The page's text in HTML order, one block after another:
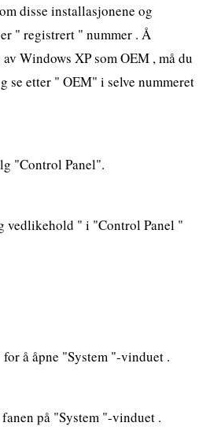
disse installasjonene og
" registrert " nummer . Å
Windows XP som OEM , må du
se etter " OEM" i selve nummeret
"Control Panel".
vedlikehold " i "Control Panel "
å åpne "System "-vinduet .
på "System "-vinduet .